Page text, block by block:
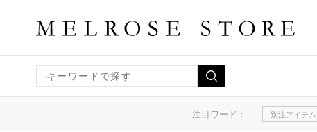
注目ワード： 別注アイテム